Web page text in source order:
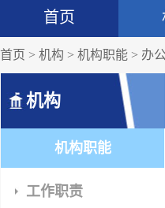
首页
首页 > 机构 > 机构职能 > 办
机构
机构职能
工作职责